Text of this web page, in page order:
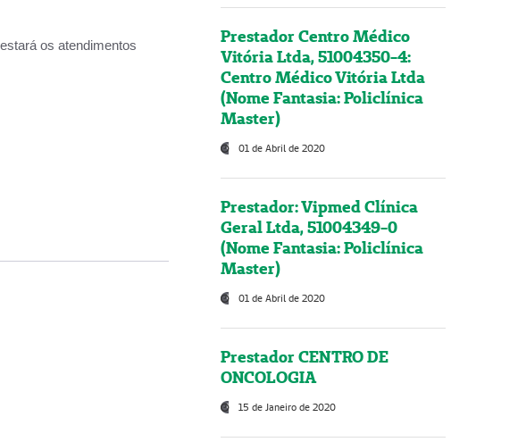
os atendimentos
Prestador Centro Médico
Vitória Ltda, 51004350-4:
Centro Médico Vitória Ltda
(Nome Fantasia: Policlínica
Master)
01 de Abril de 2020
Prestador: Vipmed Clínica
Geral Ltda, 51004349-0
(Nome Fantasia: Policlínica
Master)
01 de Abril de 2020
Prestador CENTRO DE
ONCOLOGIA
15 de Janeiro de 2020